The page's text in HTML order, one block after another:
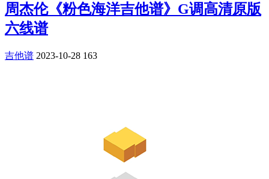
周杰伦《粉色海洋吉他谱》G调高清原版
六线谱
吉他谱 2023-10-28 163